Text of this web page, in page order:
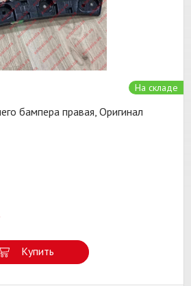
На складе
бампера правая, Оригинал
Купить